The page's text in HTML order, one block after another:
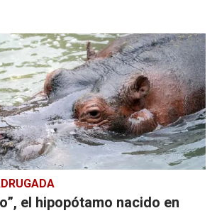
el hipopótamo nacido en